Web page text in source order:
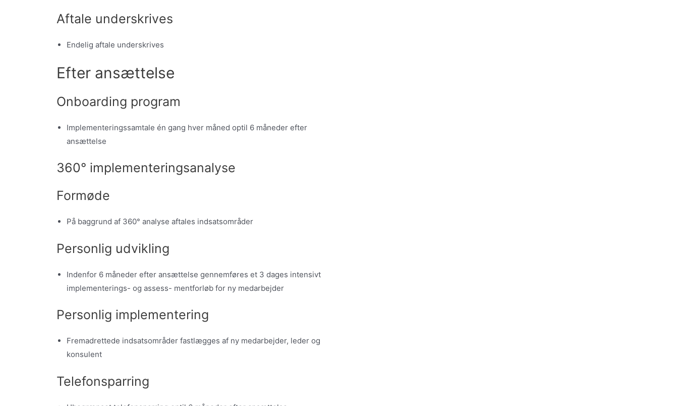
Aftale underskrives
Endelig aftale underskrives
Efter ansættelse
Onboarding program
Implementeringssamtale én gang hver måned optil 6 måneder efter
ansættelse
360° implementeringsanalyse
Formøde
På baggrund af 360° analyse aftales indsatsområder
Personlig udvikling
Indenfor 6 måneder efter ansættelse gennemføres et 3 dages intensivt
implementerings- og assess- mentforløb for ny medarbejder
Personlig implementering
Fremadrettede indsatsområder fastlægges af ny medarbejder, leder og
konsulent
Telefonsparring